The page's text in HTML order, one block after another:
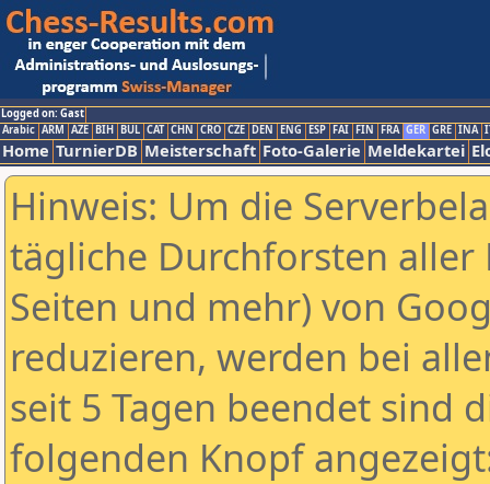
Logged on: Gast
Arabic ARM AZE BIH BUL CAT CHN CRO CZE DEN ENG ESP FAI FIN FRA GER GRE INA
Home TurnierDB Meisterschaft Foto-Galerie Meldekartei
Hinweis: Um die
tägliche Durchforsten aller
Seiten und mehr) von
reduzieren, werden bei
seit 5 Tagen beendet sind
folgenden Knopf